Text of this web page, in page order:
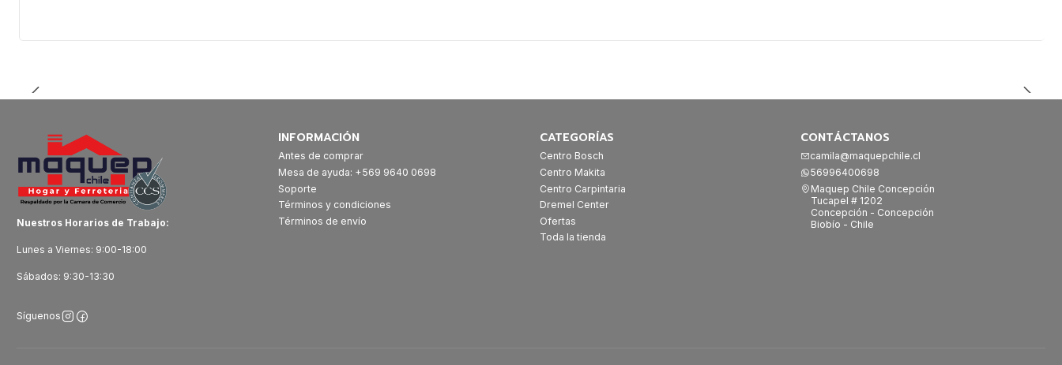
Nuestros Horarios de Trabajo:
Lunes a Viernes: 9:00-18:00
Sábados: 9:30-13:30
Síguenos
INFORMACIÓN
Antes de comprar
Mesa de ayuda: +569 9640 0698
Soporte
Términos y condiciones
Términos de envío
CATEGORÍAS
Centro Bosch
Centro Makita
Centro Carpintaria
Dremel Center
Ofertas
Toda la tienda
CONTÁCTANOS
camila@maquepchile.cl
56996400698
Maquep Chile Concepción
Tucapel # 1202
Concepción - Concepción
Biobío - Chile